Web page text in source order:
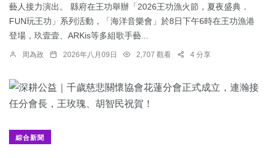
藝人接力演出。 縣府在王功舉辦「2026王功漁火節，夏夜盛典．
FUN玩王功」系列活動，「海洋音樂會」於8日下午6時在王功漁港
登場，玖壹壹、ARKis等多組歌手藝...
周為政 2026年八月09日 2,707 觀看 4 分享
綜合新聞